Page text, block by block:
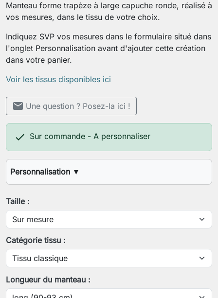
Manteau forme trapèze à large capuche ronde, réalisé à
vos mesures, dans le tissu de votre choix.
Indiquez SVP vos mesures dans le formulaire situé dans
l'onglet Personnalisation avant d'ajouter cette création
dans votre panier.
Voir les tissus disponibles ici
mail Une question ? Posez-la ici !
 Sur commande - A personnaliser
Personnalisation ▼
Votre stature (1,60m, 1,70m, etc.)
Longueur souhaitée depuis l'épaule
Taille :
Catégorie tissu :
Longueur du manteau :